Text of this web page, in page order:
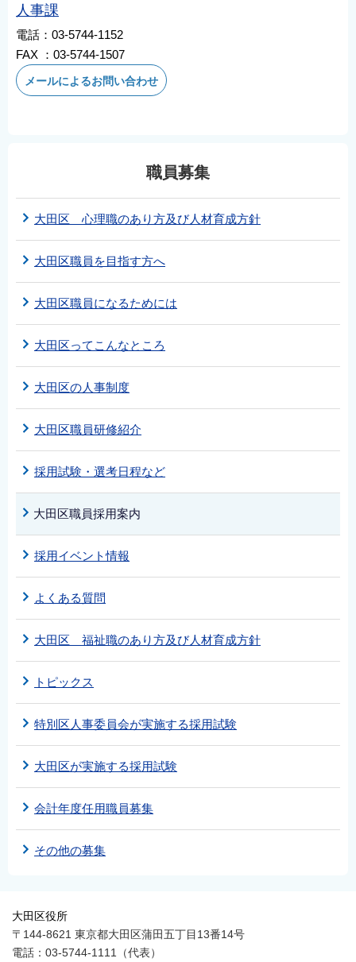
人事課
電話：03-5744-1152
FAX ：03-5744-1507
メールによるお問い合わせ
職員募集
大田区 心理職のあり方及び人材育成方針
大田区職員を目指す方へ
大田区職員になるためには
大田区ってこんなところ
大田区の人事制度
大田区職員研修紹介
採用試験・選考日程など
大田区職員採用案内
採用イベント情報
よくある質問
大田区 福祉職のあり方及び人材育成方針
トピックス
特別区人事委員会が実施する採用試験
大田区が実施する採用試験
会計年度任用職員募集
その他の募集
大田区役所
〒144-8621 東京都大田区蒲田五丁目13番14号
電話：03-5744-1111（代表）